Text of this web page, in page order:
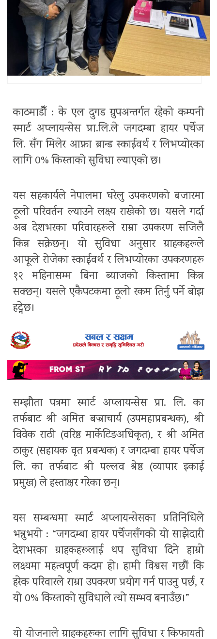
काठमाडौँ : के एल दुगड ग्रुपअन्तर्गत रहेको कम्पनी
स्मार्ट अप्लायन्सेस प्रा.लि.ले जगदम्बा हायर पर्चेज
लि. सँग मिलेर आफ्ना ब्रान्ड स्काईवर्थ र लिभप्योरका
लागि 0% किस्ताको सुविधा ल्याएको छ।
यस सहकार्यले नेपालमा घरेलु उपकरणको बजारमा
ठूलो परिवर्तन ल्याउने लक्ष्य राखेको छ। यसले गर्दा
अब देशभरका परिवारहरूले राम्रा उपकरण सजिलै
किन्न सक्नेछन्। यो सुविधा अनुसार ग्राहकहरूले
आफूले रोजेका स्काईवर्थ र लिभप्योरका उपकरणहरू
१२ महिनासम्म बिना ब्याजको किस्तामा किन्न
सक्छन्। यसले एकैपटकमा ठूलो रकम तिर्नु पर्ने बोझ
हट्नेछ।
सम्झौता पत्रमा स्मार्ट अप्लायन्सेस प्रा. लि. का
तर्फबाट श्री अमित बज्राचार्य (उपमहाप्रबन्धक), श्री
विवेक राठी (वरिष्ठ मार्केटिङअधिकृत), र श्री अमित
ठाकुर (सहायक वृत प्रबन्धक) र जगदम्बा हायर पर्चेज
लि. का तर्फबाट श्री पल्लव श्रेष्ठ (व्यापार इकाई
प्रमुख) ले हस्ताक्षर गरेका छन्।
यस सम्बन्धमा स्मार्ट अप्लायन्सेसका प्रतिनिधिले
भन्नुभयो : “जगदम्बा हायर पर्चेजसँगको यो साझेदारी
देशभरका ग्राहकहरूलाई थप सुविधा दिने हाम्रो
लक्ष्यमा महत्वपूर्ण कदम हो। हामी विश्वस गछौं कि
हरेक परिवारले राम्रा उपकरण प्रयोग गर्न पाउनु पर्छ, र
यो 0% किस्ताको सुविधाले त्यो सम्भव बनाउँछ।”
यो योजनाले ग्राहकहरूका लागि सुविधा र किफायती